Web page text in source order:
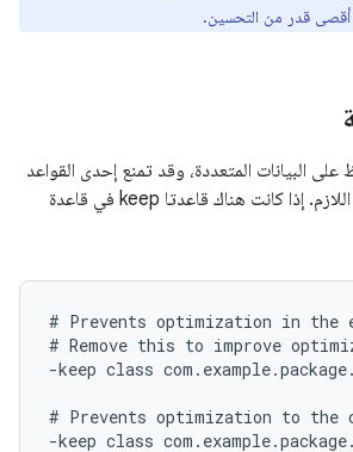
قدر من التحسين.
البيانات المتعددة، وقد تمنع إحدى القواعد
إجراء تحسينات أكثر من اللازم. إذا كانت هناك قاعدتا keep في قاعدة
# Prevents optimization in the
# Remove this to improve
-keep class
# Prevents optimization to the